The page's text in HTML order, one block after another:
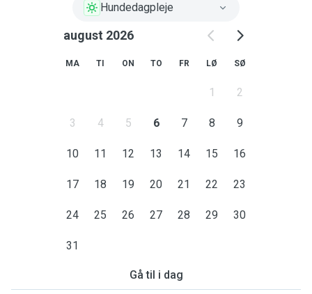
Hundedagpleje
august 2026
MA TI ON TO FR LØ SØ
1 2
3 4 5 6 7 8 9
10 11 12 13 14 15 16
17 18 19 20 21 22 23
24 25 26 27 28 29 30
31
Gå til i dag